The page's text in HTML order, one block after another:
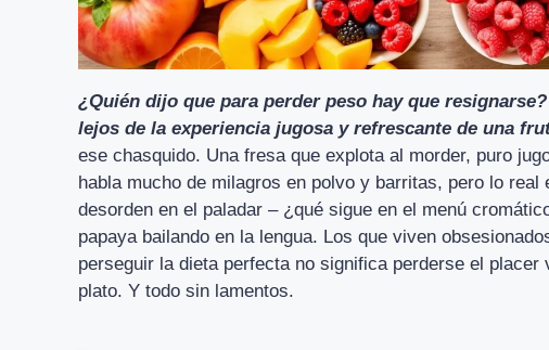
¿Quién dijo que para perder peso hay que
lejos de la experiencia jugosa y refrescante de una
ese chasquido. Una fresa que explota al morder, puro
habla mucho de milagros en polvo y barritas, pero lo
desorden en el paladar – ¿qué sigue en el menú
papaya bailando en la lengua. Los que viven
perseguir la dieta perfecta no significa perderse el
plato. Y todo sin lamentos.